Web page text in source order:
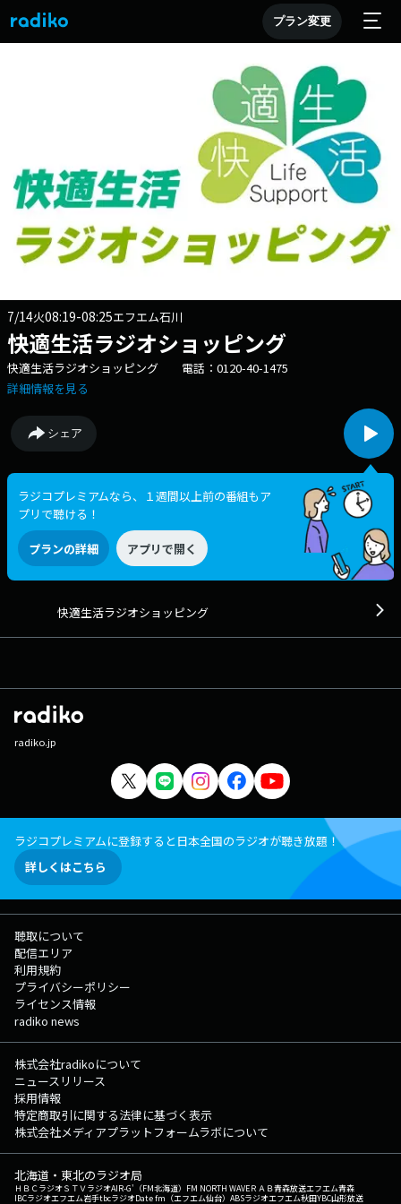
プラン変更
7/14火08:19-08:25エフエム石川
快適生活ラジオショッピング
快適生活ラジオショッピング 電話：0120-40-1475
詳細情報を見る
シェア
ラジコプレミアムなら、１週間以上前の番組もア
プリで聴ける！
プランの詳細 アプリで開く
快適生活ラジオショッピング
radiko.jp
ラジコプレミアムに登録すると日本全国のラジオが聴き放題！
詳しくはこちら
聴取について
配信エリア
利用規約
プライバシーポリシー
ライセンス情報
radiko news
株式会社radikoについて
ニュースリリース
採用情報
特定商取引に関する法律に基づく表示
株式会社メディアプラットフォームラボについて
北海道・東北のラジオ局
ＨＢＣラジオＳＴＶラジオAIR-G'（FM北海道） FM NORTH WAVEＲＡＢ青森放送エフエム青森
IBCラジオエフエム岩手tbcラジオDate fm（エフエム仙台） ABSラジオエフエム秋田YBC山形放送